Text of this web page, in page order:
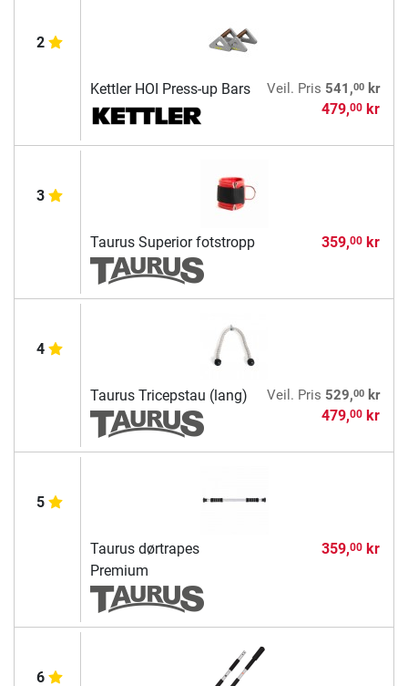
2
Kettler HOI Press-up Bars Veil. Pris 541,00kr
479,00kr
3
Taurus Superior fotstropp 359,00kr
4
Taurus Tricepstau (lang) Veil. Pris 529,00kr
479,00kr
5
Taurus dørtrapes
Premium
359,00kr
6